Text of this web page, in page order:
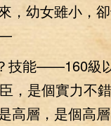
，幼女雖小，卻
技能——160級
，是個實力不
層，是個高層